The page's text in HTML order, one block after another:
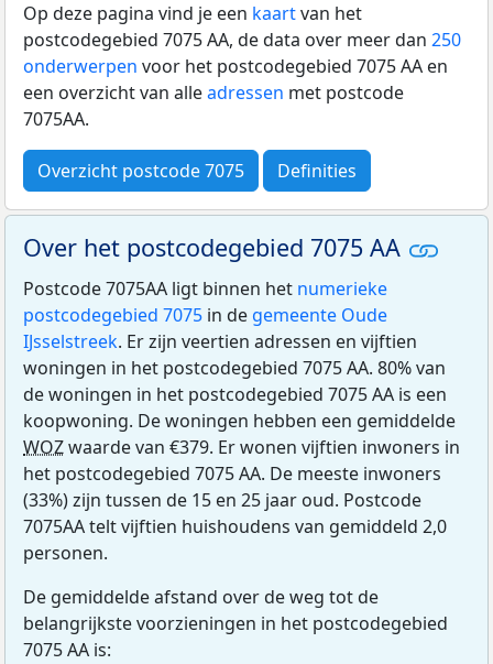
Op deze pagina vind je een kaartvan het
postcodegebied 7075 AA, de data over meer dan 250
onderwerpen voor het postcodegebied 7075 AA en
een overzicht van alleadressen met postcode
7075AA.
Overzicht postcode 7075 Definities
Over het postcodegebied 7075 AA
Postcode 7075AA ligt binnen het numerieke
postcodegebied 7075 in de gemeente Oude
IJsselstreek. Er zijn veertien adressen en vijftien
woningen in het postcodegebied 7075 AA. 80% van
de woningen in het postcodegebied 7075 AA is een
koopwoning. De woningen hebben een gemiddelde
WOZwaarde van €379. Er wonen vijftien inwoners in
het postcodegebied 7075 AA. De meeste inwoners
(33%) zijn tussen de 15 en 25 jaar oud. Postcode
7075AA telt vijftien huishoudens van gemiddeld 2,0
personen.
De gemiddelde afstand over de weg tot de
belangrijkste voorzieningen in het postcodegebied
7075 AA is: